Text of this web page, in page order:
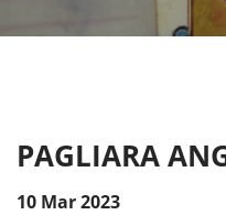
PAGLIARA
10 Mar 2023